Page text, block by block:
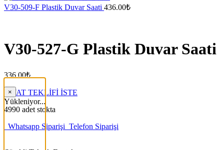
×
Yükleniyor...
V30-509-F Plastik Duvar Saati 436.00₺
V30-527-G Plastik Duvar Saati
336.00₺
FİYAT TEKLİFİ İSTE
4990 adet stokta
Whatsapp Siparişi Telefon Siparişi